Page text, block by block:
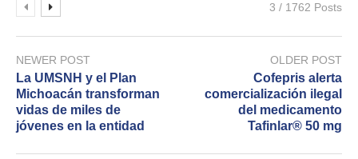
3 / 1762 Posts
NEWER POST
La UMSNH y el Plan
Michoacán transforman
vidas de miles de
jóvenes en la entidad
OLDER POST
Cofepris alerta
comercialización ilegal
del medicamento
Tafinlar®️ 50 mg